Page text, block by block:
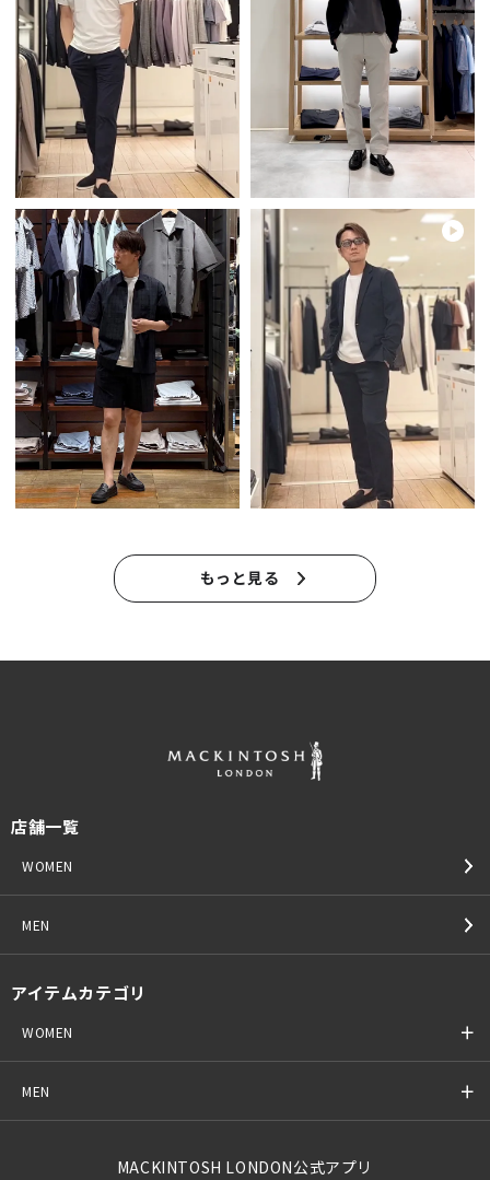
もっと見る
店舗一覧
WOMEN
MEN
アイテムカテゴリ
WOMEN
MEN
MACKINTOSH LONDON公式アプリ